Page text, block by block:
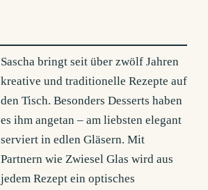
Sascha bringt seit über zwölf Jahren
kreative und traditionelle Rezepte auf
den Tisch. Besonders Desserts haben
es ihm angetan – am liebsten elegant
serviert in edlen Gläsern. Mit
Partnern wie Zwiesel Glas wird aus
jedem Rezept ein optisches